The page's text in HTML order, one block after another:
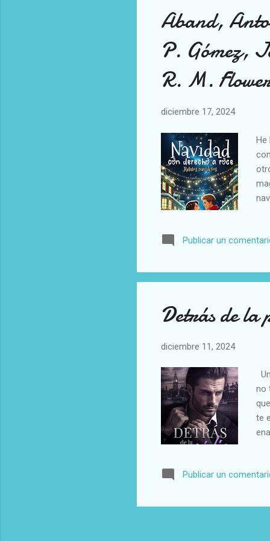
Aband,
P. Gómez,
R. M.
diciembre 17, 2024
He
Publicar un
Detrás de
diciembre 11, 2024
no
te
Publicar un